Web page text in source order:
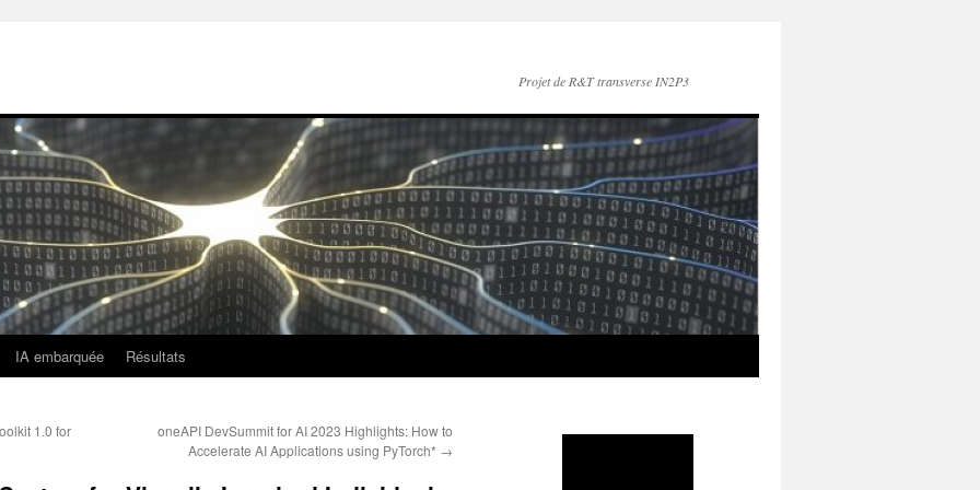
Projet de R&T transverse IN2P3
IA embarquée Résultats
1.0 for
oneAPI DevSummit for AI 2023 Highlights: How to
Accelerate AI Applications using PyTorch* →